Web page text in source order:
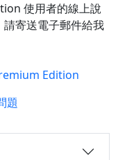
使用者的線上說
寄送電子郵件給我
Edition
題